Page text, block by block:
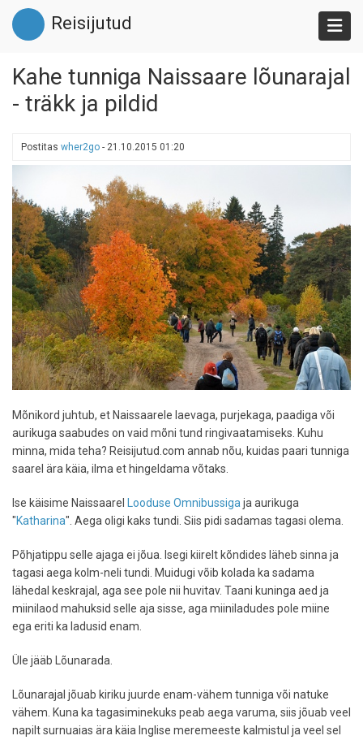
Liigu
edasi
põhisisu
Reisijutud
Kahe tunniga Naissaare lõunarajal
- träkk ja pildid
Postitas wher2go - 21.10.2015 01:20
Mõnikord juhtub, et Naissaarele laevaga, purjekaga, paadiga või
aurikuga saabudes on vaid mõni tund ringivaatamiseks. Kuhu
minna, mida teha? Reisijutud.com annab nõu, kuidas paari tunniga
saarel ära käia, ilma et hingeldama võtaks.
Ise käisime Naissaarel Looduse Omnibussiga ja aurikuga
"Katharina". Aega oligi kaks tundi. Siis pidi sadamas tagasi olema.
Põhjatippu selle ajaga ei jõua. Isegi kiirelt kõndides läheb sinna ja
tagasi aega kolm-neli tundi. Muidugi võib kolada ka sadama
lähedal keskrajal, aga see pole nii huvitav. Taani kuninga aed ja
miinilaod mahuksid selle aja sisse, aga miiniladudes pole miine
ega eriti ka ladusid enam.
Üle jääb Lõunarada.
Lõunarajal jõuab kiriku juurde enam-vähem tunniga või natuke
vähem. Kuna ka tagasiminekuks peab aega varuma, siis jõuab veel
napilt surnuaias ära käia Inglise meremeeste kalmistul ja veel sel